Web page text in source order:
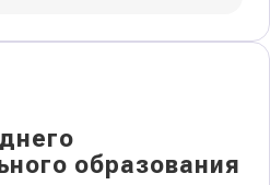
образования